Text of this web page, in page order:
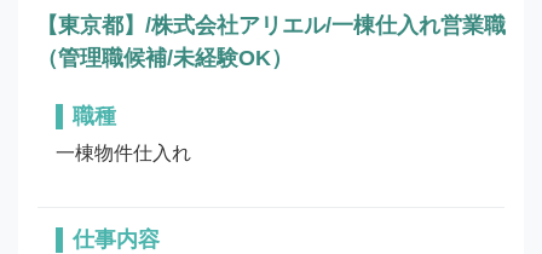
【東京都】/株式会社アリエル/一棟仕入れ営業職
（管理職候補/未経験OK）
職種
一棟物件仕入れ
仕事内容